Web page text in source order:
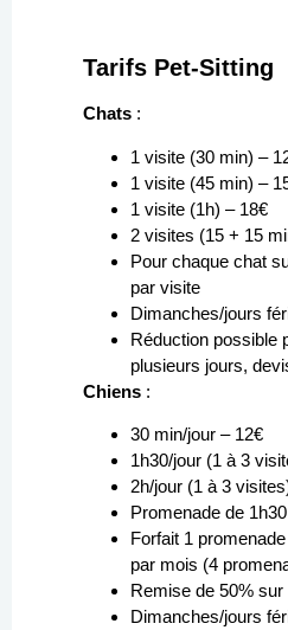
Tarifs Pet-Sitting
Chats :
1 visite (30 min) –
1 visite (45 min) –
1 visite (1h) – 18€
2 visites (15 + 15
Pour chaque chat
par visite
Dimanches/jours
Réduction possible
plusieurs jours,
Chiens :
30 min/jour – 12€
1h30/jour (1 à 3
2h/jour (1 à 3
Promenade de
Forfait 1
par mois (4
Remise de 50%
Dimanches/jours